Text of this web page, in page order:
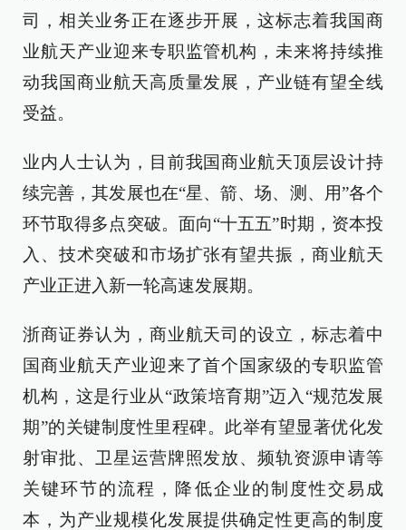
司，相关业务正在逐步开展，这标志着我国商
业航天产业迎来专职监管机构，未来将持续推
动我国商业航天高质量发展，产业链有望全线
受益。
业内人士认为，目前我国商业航天顶层设计持
续完善，其发展也在“星、箭、场、测、用”各个
环节取得多点突破。面向“十五五”时期，资本投
入、技术突破和市场扩张有望共振，商业航天
产业正进入新一轮高速发展期。
浙商证券认为，商业航天司的设立，标志着中
国商业航天产业迎来了首个国家级的专职监管
机构，这是行业从“政策培育期”迈入“规范发展
期”的关键制度性里程碑。此举有望显著优化发
射审批、卫星运营牌照发放、频轨资源申请等
关键环节的流程，降低企业的制度性交易成
本，为产业规模化发展提供确定性更高的制度